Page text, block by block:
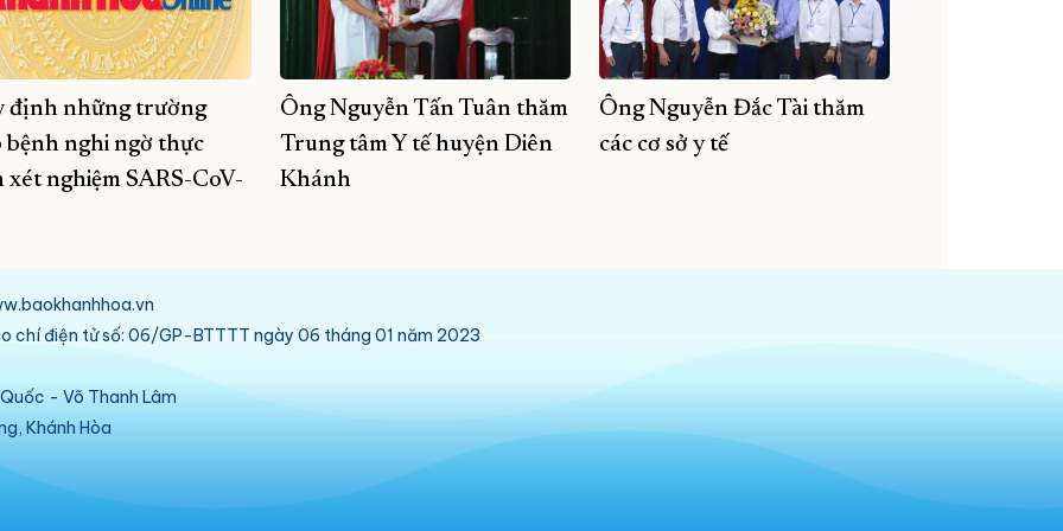
định những trường
bệnh nghi ngờ thực
xét nghiệm SARS-CoV-
Ông Nguyễn Tấn Tuân thăm
Trung tâm Y tế huyện Diên
Khánh
Ông Nguyễn Đắc Tài thăm
các cơ sở y tế
chí điện tử số: 06/GP-BTTTT ngày 06 tháng 01 năm 2023
- Võ Thanh Lâm
Khánh Hòa